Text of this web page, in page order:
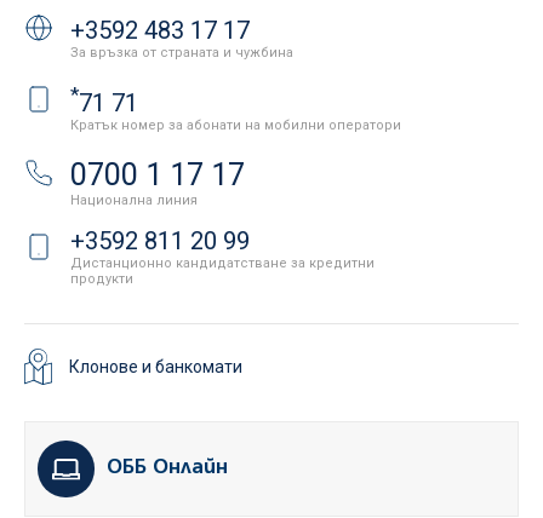
+3592 483 17 17
За връзка от страната и чужбина
*71 71
Кратък номер за абонати на мобилни оператори
0700 1 17 17
Национална линия
+3592 811 20 99
Дистанционно кандидатстване за кредитни
продукти
Клонове и банкомати
ОББ Онлайн